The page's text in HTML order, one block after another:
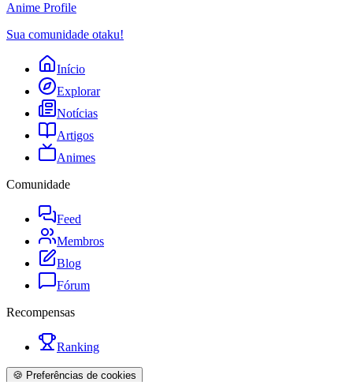
Anime Profile
Sua comunidade otaku!
Início
Explorar
Notícias
Artigos
Animes
Comunidade
Feed
Membros
Blog
Fórum
Recompensas
Ranking
🍪 Preferências de cookies